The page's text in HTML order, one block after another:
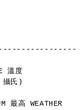
溫度
高 WEATHER